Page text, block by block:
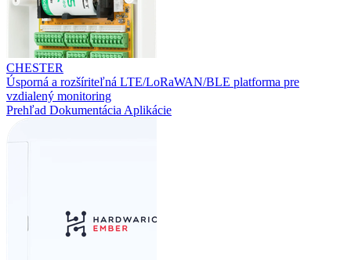
CHESTER
Úsporná a rozšíriteľná LTE/LoRaWAN/BLE platforma pre
vzdialený monitoring
Prehľad Dokumentácia Aplikácie